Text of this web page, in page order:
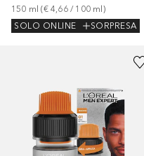
150 ml (€ 4,66 / 100 ml )
SOLO ONLINE
SORPRESA